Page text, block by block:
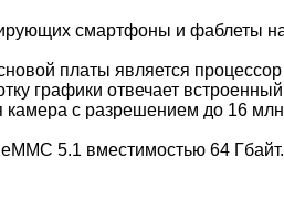
смартфоны и фаблеты
платы является
графики отвечает
с разрешением до 16 млн
5.1 вместимостью 64